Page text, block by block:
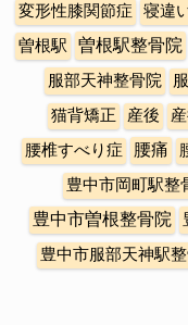
変形性膝関節症
寝違
曽根駅 曽根駅整骨院
服部天神整骨院
猫背矯正
産後
腰椎すべり症
腰痛
豊中市岡町駅整
豊中市曽根整骨院
豊中市服部天神駅